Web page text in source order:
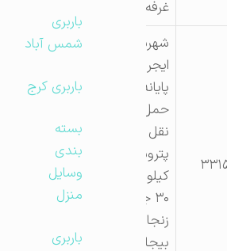
غرفه ۹
شهرستان
ایجرود
پایانه
حمل و
پتروشیمی
کیلومتر
۳۰ جاده
زنجان به
بیجار
باربری
شمس آباد
باربری کرج
بسته
بندی
وسایل
منزل
باربری